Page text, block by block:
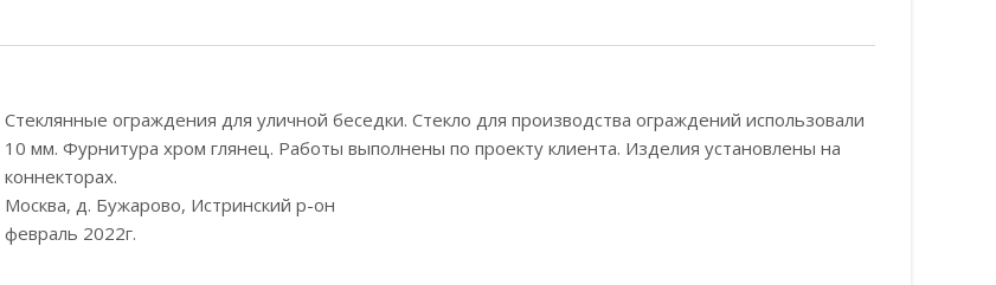
Стеклянные ограждения для уличной беседки. Стекло для производства ограждений использовали
10 мм. Фурнитура хром глянец. Работы выполнены по проекту клиента. Изделия установлены на
коннекторах.
Москва, д. Бужарово, Истринский р-он
февраль 2022г.